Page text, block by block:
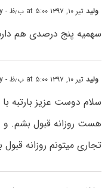
ولیدتیر ۱۰, ۱۳۹۷ at ۵:۰۰ ب٫ظ - Reply
سهمیه پنج درصدی هم
ولیدتیر ۱۰, ۱۳۹۷ at ۵:۰۰ ب٫ظ - Reply
تجاری میتونم روزانه